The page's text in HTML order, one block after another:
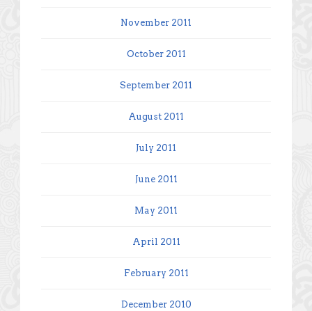
November 2011
October 2011
September 2011
August 2011
July 2011
June 2011
May 2011
April 2011
February 2011
December 2010